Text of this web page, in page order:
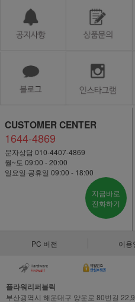
CUSTOMER CENTER
1644-4869
문자상담 010-4407-4869
월~토 09:00 - 20:00
일요일·공휴일 09:00 - 18:00
지금바로
전화하기
PC 버전 이용
플라워리퍼블릭
부산광역시 해운대구 양운로 80번길